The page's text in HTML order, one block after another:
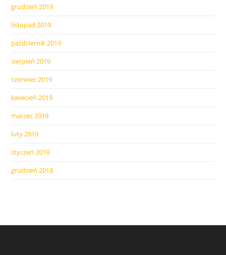
grudzień 2019
listopad 2019
październik 2019
sierpień 2019
czerwiec 2019
kwiecień 2019
marzec 2019
luty 2019
styczeń 2019
grudzień 2018